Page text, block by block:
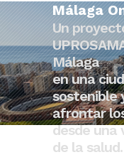
Málaga
Un
Málaga
en una
sostenible
afrontar
desde una
de la salud.